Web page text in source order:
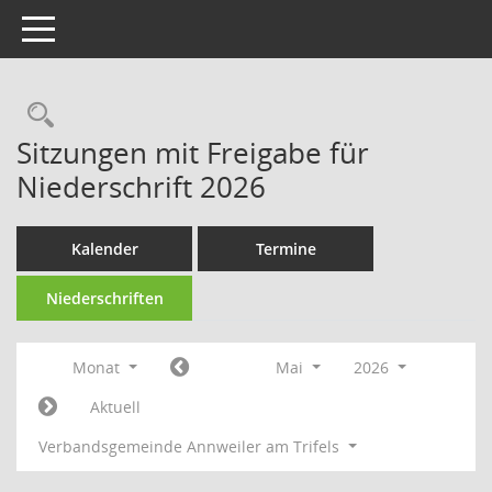
Toggle navigation
Rechercheauswahl
Sitzungen mit Freigabe für
Niederschrift 2026
Kalender Termine
Niederschriften
Monat Mai
2026
Aktuell
Verbandsgemeinde Annweiler am Trifels